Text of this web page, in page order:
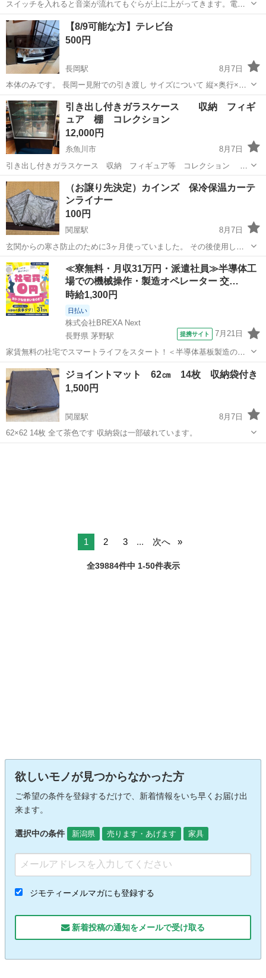
スイッチを入れると音楽が流れてもぐらが上に上がってきます。電池
入りです。 取りに来ていただける方でお願いします
新潟 胎内市 中条駅 家具
【8/9可能な方】テレビ台
500円
長岡駅
8月7日
本体のみです。 長岡ー見附での引き渡し サイズについて 縦×奥行×幅
テレビ台 縦×奥行×幅 50×43×120
新潟 長岡市 長岡駅 収納家具
引き出し付きガラスケース 収納 フィギ
ュア 棚 コレクション
12,000円
糸魚川市
8月7日
引き出し付きガラスケース 収納 フィギュア等 コレクション 全
体サイズ感 縦42cm × 横60cm × 高さ129cm 程度 【上部】
ガラスショーケース 3段 奥側（背面）もガラスタイプなのでフィギ
ュアの背の部分...
新潟 糸魚川市 収納家具 ガラスケース
（お譲り先決定）カインズ 保冷保温カーテ
ンライナー
100円
関屋駅
8月7日
玄関からの寒さ防止のために3ヶ月使っていました。 その後使用して
いないため、保管時のシワがあります。 長さ200cm
新潟 新潟市 関屋駅 カーテン、ブラインド カインズ
≪寮無料・月収31万円・派遣社員≫半導体工
場での機械操作・製造オペレーター 交…
時給1,300円
日払い
株式会社BREXA Next
長野県 茅野駅
提携サイト 7月21日
家賃無料の社宅でスマートライフをスタート！＜半導体基板製造の機
械操作・検査＞ランチ代もかからないオトクな職場◎／稼ぎもしっか
り！月収例31万円／長野県茅野市 半導体基板の製造・検査 クリーンル
ーム内で、半導体基板の製造や検...
長野 茅野市 茅野駅 その他
ジョイントマット 62㎝ 14枚 収納袋付き
1,500円
関屋駅
8月7日
62×62 14枚 全て茶色です 収納袋は一部破れています。
1 2 3 ... 次へ
全39884件中 1-50件表示
欲しいモノが見つからなかった方
ご希望の条件を登録するだけで、新着情報をいち早くお届け出
来ます。
選択中の条件 新潟県 売ります・あげます 家具
ジモティーメルマガにも登録する
新着投稿の通知をメールで受け取る